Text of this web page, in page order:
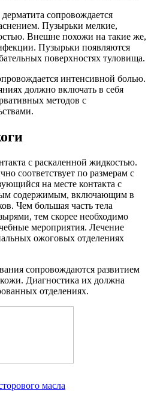
сопровождается
Пузырьки мелкие,
Внешне похожи на такие же,
Пузырьки появляются
поверхностях туловища.
интенсивной болью.
должно включать в себя
методов с
с раскаленной жидкостью.
соответствует по размерам с
на месте контакта с
содержимым, включающим в
Чем большая часть тела
тем скорее необходимо
мероприятия. Лечение
ожоговых отделениях
сопровождаются развитием
Диагностика их должна
отделениях.
масла